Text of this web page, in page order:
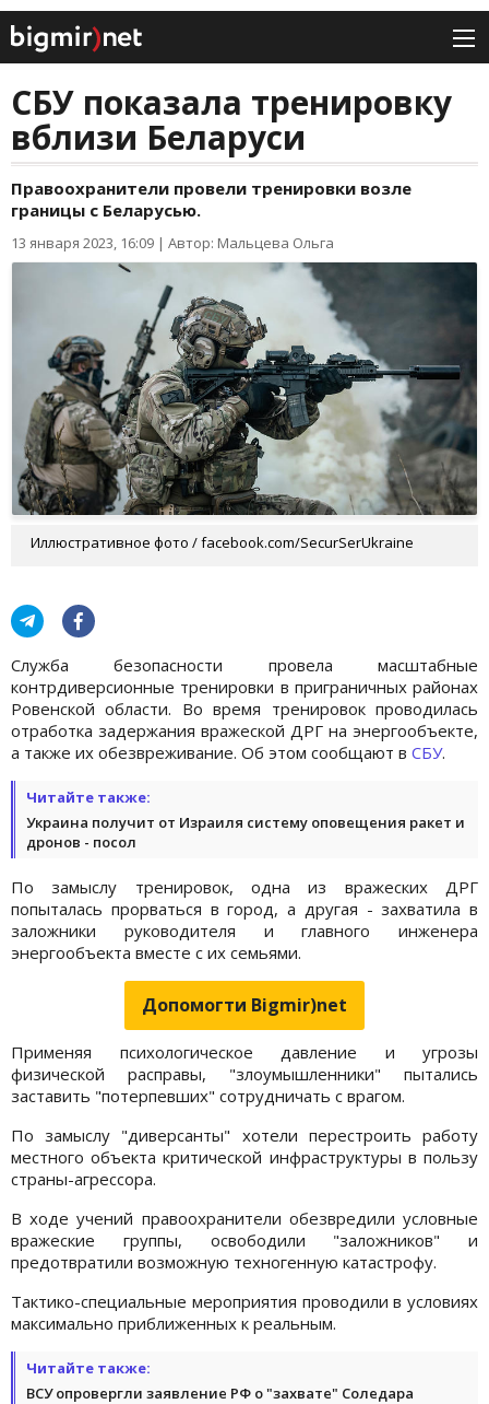
СБУ показала тренировку
вблизи Беларуси
Правоохранители провели тренировки возле
границы с Беларусью.
13 января 2023, 16:09 | Автор: Мальцева Ольга
Иллюстративное фото / facebook.com/SecurSerUkraine
Служба безопасности провела масштабные
контрдиверсионные тренировки в приграничных районах
Ровенской области. Во время тренировок проводилась
отработка задержания вражеской ДРГ на энергообъекте,
а также их обезвреживание. Об этом сообщают в СБУ.
Читайте также:
Украина получит от Израиля систему оповещения ракет и
дронов - посол
По замыслу тренировок, одна из вражеских ДРГ
попыталась прорваться в город, а другая - захватила в
заложники руководителя и главного инженера
энергообъекта вместе с их семьями.
Допомогти Bigmir)net
Применяя психологическое давление и угрозы
физической расправы, "злоумышленники" пытались
заставить "потерпевших" сотрудничать с врагом.
По замыслу "диверсанты" хотели перестроить работу
местного объекта критической инфраструктуры в пользу
страны-агрессора.
В ходе учений правоохранители обезвредили условные
вражеские группы, освободили "заложников" и
предотвратили возможную техногенную катастрофу.
Тактико-специальные мероприятия проводили в условиях
максимально приближенных к реальным.
Читайте также:
ВСУ опровергли заявление РФ о "захвате" Соледара